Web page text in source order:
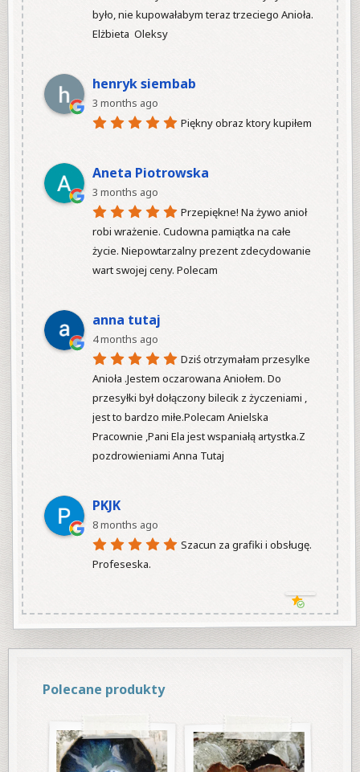
było, nie kupowałabym teraz trzeciego Anioła.
Elżbieta  Oleksy
henryk siembab
3 months ago
Piękny obraz ktory kupiłem
Aneta Piotrowska
3 months ago
Przepiękne! Na żywo anioł
robi wrażenie. Cudowna pamiątka na całe
życie. Niepowtarzalny prezent zdecydowanie
wart swojej ceny. Polecam
anna tutaj
4 months ago
Dziś otrzymałam przesylke
Anioła .Jestem oczarowana Aniołem. Do
przesyłki był dołączony bilecik z życzeniami ,
jest to bardzo miłe.Polecam Anielska
Pracownie ,Pani Ela jest wspaniałą artystka.Z
pozdrowieniami Anna Tutaj
PKJK
8 months ago
Szacun za grafiki i obsługę.
Profeseska.
Polecane produkty